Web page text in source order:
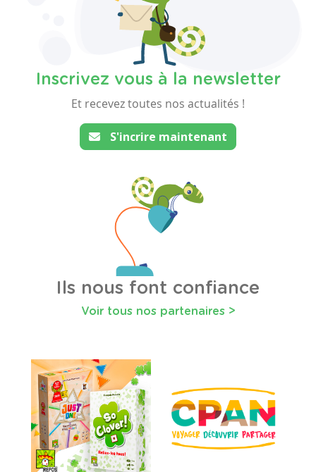
Inscrivez vous à la newsletter
Et recevez toutes nos actualités !
S'incrire maintenant
Ils nous font confiance
Voir tous nos partenaires >